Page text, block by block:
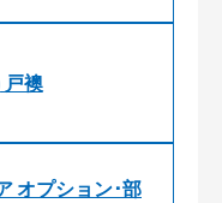
襖
オプション･部